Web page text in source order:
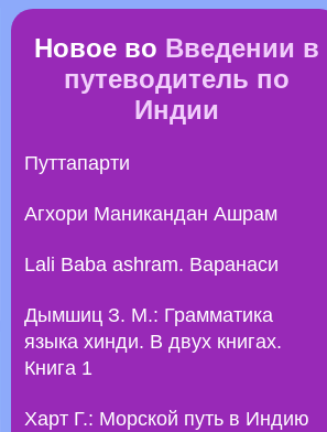
Новое во Введении в
путеводитель по
Индии
Путтапарти
Агхори Маникандан Ашрам
Lali Baba ashram. Варанаси
Дымшиц З. М.: Грамматика
языка хинди. В двух книгах.
Книга 1
Харт Г.: Морской путь в Индию